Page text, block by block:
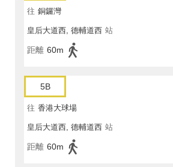
往 銅鑼灣
皇后大道西, 德輔道西 站
距離 60m
5B
往 香港大球場
皇后大道西, 德輔道西 站
距離 60m